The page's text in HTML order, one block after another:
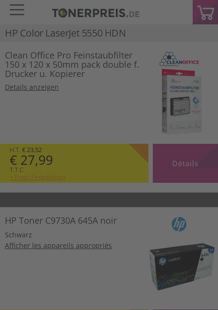
HP Color LaserJet 5550 HDN
Clean Office Pro Feinstaubfilter
150 x 120 x 50mm pack double f.
Drucker u. Kopierer
Details anzeigen
H.T. € 23,52
€ 27,99
T.T.C
+ Frais d’expédition
Détails
HP Toner C9730A 645A noir
Schwarz
Afficher les appareils appropriés